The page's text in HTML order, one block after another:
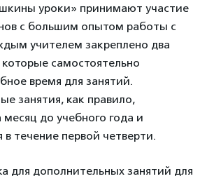
уроки» принимают участие
с большим опытом работы с
учителем закреплено два
которые самостоятельно
время для занятий.
занятия, как правило,
месяц до учебного года и
течение первой четверти.
для дополнительных занятий для